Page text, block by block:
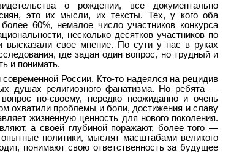
о рождении, все документально
это их мысли, их тексты. Тех, у кого оба
60%, немалое число участников конкурса
несколько десятков участников по
высказали свое мнение. По сути у нас в руках
где задан один вопрос, но трудный и
и понимать.
России. Кто-то надеялся на рецидив
душах религиозного фанатизма. Но ребята —
по-своему, нередко неожиданно и очень
охватили проблемы и боли, достижения и славу
жизненную ценность для нового поколения.
а своей глубиной поражают, более того —
политики, мыслят масштабами великого
понимают свою ответственность за будущее